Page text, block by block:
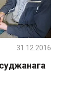
31.12.2016